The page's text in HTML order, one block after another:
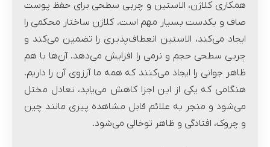
همکاری کلاژن، الاستین و چربی سطحی برای حفظ پوست
صاف و یکدست بسیار مهم است. کلاژن ساختار محکمی را
ایجاد می‌کند، الاستین انعطاف‌پذیری را تضمین می‌کند و
چربی سطحی حجم و نرمی را افزایش می‌دهد. آن‌ها با هم
ظاهر جوانی را ایجاد می‌کنند که همه ما آرزوی آن را داریم.
هنگامی که یکی از این اجزا کاهش می‌یابد، تعادل مختل
می‌شود و منجر به علائم قابل مشاهده پیری مانند چین
و چروک، افتادگی و ظاهر توخالی می‌شود.